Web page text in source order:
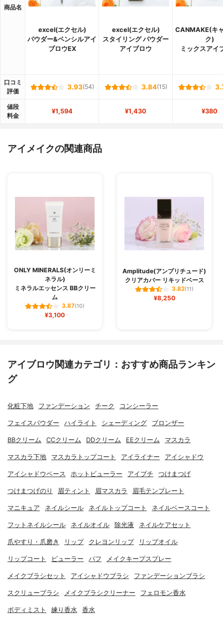
商品名
excel(エクセル)
パウダー&ペンシルアイ
ブロウEX
excel(エクセル)
スタイリング パウダー
アイブロウ
CANMAKE(キ
ク)
ミックスアイ
口コミ
評価
3.93(54) 3.84(15)
値段
料金
¥1,594 ¥1,430 ¥380
アイメイクの関連商品
ONLY MINERALS(オンリーミ
ネラル)
ミネラルエッセンス BBクリー
ム
3.87(10)
¥3,100
Amplitude(アンプリチュード)
クリアカバー リキッドベース
3.82(11)
¥8,250
アイブロウ関連カテゴリ：おすすめ商品ランキン
グ
化粧下地 ファンデーション チーク コンシーラー
フェイスパウダー ハイライト シェーディング ブロンザー
BBクリーム CCクリーム DDクリーム EEクリーム マスカラ
マスカラ下地 マスカラトップコート アイライナー アイシャドウ
アイシャドウベース ホットビューラー アイプチ つけまつげ
つけまつげのり 眉ティント 眉マスカラ 眉毛テンプレート
マニキュア ネイルシール ネイルトップコート ネイルベースコート
フットネイルシール ネイルオイル 除光液 ネイルケアセット
爪やすり・爪磨き リップ クレヨンリップ リップオイル
リップコート ビューラー パフ メイクキープスプレー
メイクブラシセット アイシャドウブラシ ファンデーションブラシ
スクリューブラシ メイクブラシクリーナー フェロモン香水
ボディミスト 練り香水 香水